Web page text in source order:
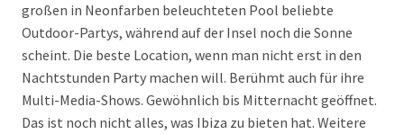
großen in Neonfarben beleuchteten Pool beliebte
Outdoor-Partys, während auf der Insel noch die Sonne
scheint. Die beste Location, wenn man nicht erst in den
Nachtstunden Party machen will. Berühmt auch für ihre
Multi-Media-Shows. Gewöhnlich bis Mitternacht geöffnet.
Das ist noch nicht alles, was Ibiza zu bieten hat. Weitere